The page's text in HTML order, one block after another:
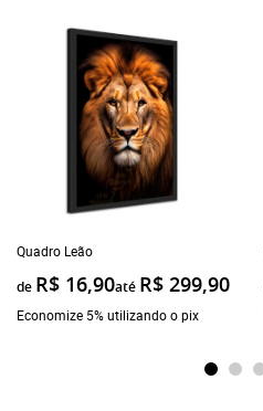
Quadro Leão
de R$ 16,90até R$ 299,90
Economize 5% utilizando o pix